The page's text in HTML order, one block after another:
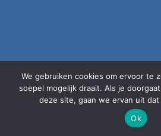
We gebruiken cookies om ervoor te
soepel mogelijk draait. Als je
deze site, gaan we ervan uit
Ok